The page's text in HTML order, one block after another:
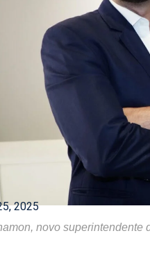
2025
novo superintendente